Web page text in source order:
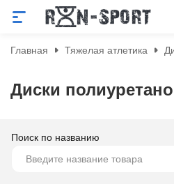
Главная Тяжелая атлетика
Диски
Поиск по названию